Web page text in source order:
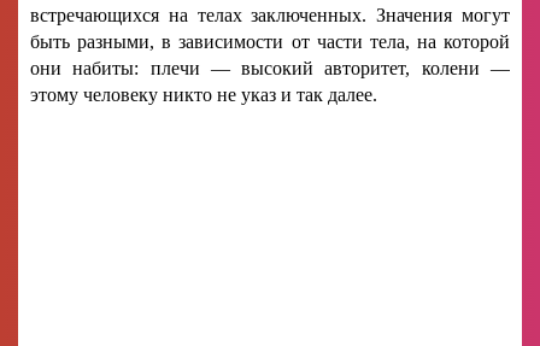
встречающихся на телах заключенных. Значения могут
быть разными, в зависимости от части тела, на которой
они набиты: плечи — высокий авторитет, колени —
этому человеку никто не указ и так далее.